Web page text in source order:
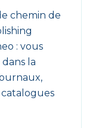
chemin de
: vous
la